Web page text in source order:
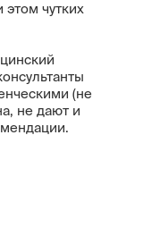
чутких
(не
не дают и